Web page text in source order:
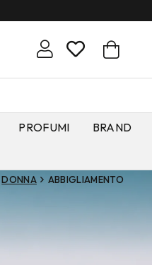
PROFUMI
BRAND
DONNA ABBIGLIAMENTO